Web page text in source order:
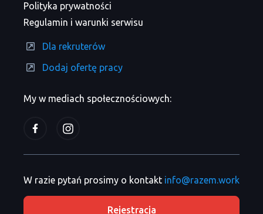
My w mediach społecznościowych:
Polityka prywatności
Regulamin i warunki serwisu
Dla rekruterów
Dodaj ofertę pracy
W razie pytań prosimy o kontakt info@razem.work
Rejestracja